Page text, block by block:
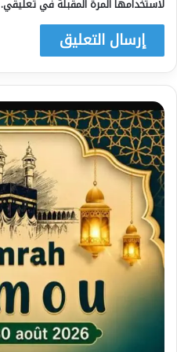
لاستخدامها المرة المقبلة في تعليقي.